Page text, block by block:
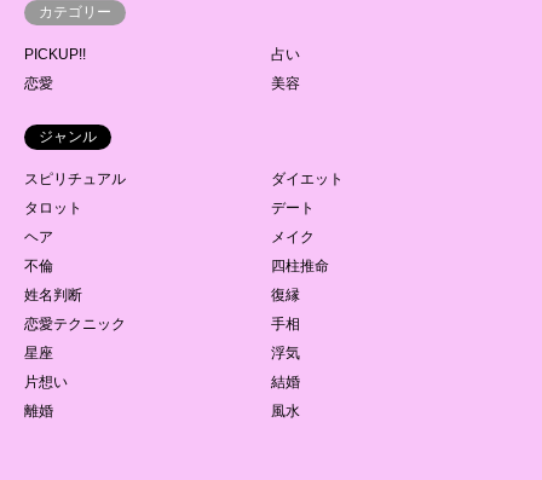
カテゴリー
PICKUP!!
占い
恋愛
美容
ジャンル
スピリチュアル
ダイエット
タロット
デート
ヘア
メイク
不倫
四柱推命
姓名判断
復縁
恋愛テクニック
手相
星座
浮気
片想い
結婚
離婚
風水